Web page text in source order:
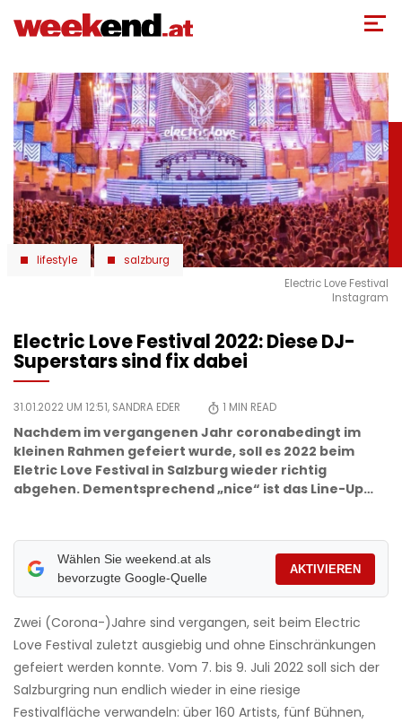
zum
lifestyle
salzburg
Electric Love Festival
Instagram
Electric Love Festival 2022: Diese DJ-
Superstars sind fix dabei
31.01.2022 UM 12:51, SANDRA EDER 1 MIN READ
Nachdem im vergangenen Jahr coronabedingt im
kleinen Rahmen gefeiert wurde, soll es 2022 beim
Eletric Love Festival in Salzburg wieder richtig
abgehen. Dementsprechend „nice“ ist das Line-Up…
Wählen Sie weekend.at als
bevorzugte Google-Quelle
AKTIVIEREN
Zwei (Corona-)Jahre sind vergangen, seit beim Electric
Love Festival zuletzt ausgiebig und ohne Einschränkungen
gefeiert werden konnte. Vom 7. bis 9. Juli 2022 soll sich der
Salzburgring nun endlich wieder in eine riesige
Festivalfläche verwandeln: über 160 Artists, fünf Bühnen,